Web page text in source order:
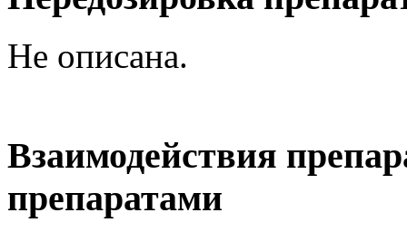
Не описана.
Взаимодействия
препаратами